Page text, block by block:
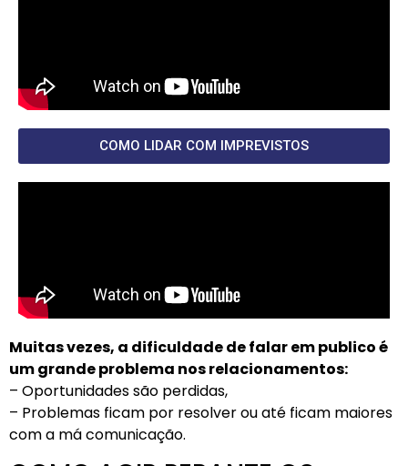
COMO LIDAR COM IMPREVISTOS
Muitas vezes, a dificuldade de falar em publico é
um grande problema nos relacionamentos:
– Oportunidades são perdidas,
– Problemas ficam por resolver ou até ficam maiores
com a má comunicação.